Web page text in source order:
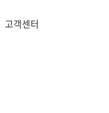
고객센터